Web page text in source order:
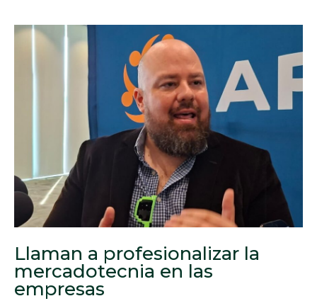
Llaman a profesionalizar la
mercadotecnia en las
empresas